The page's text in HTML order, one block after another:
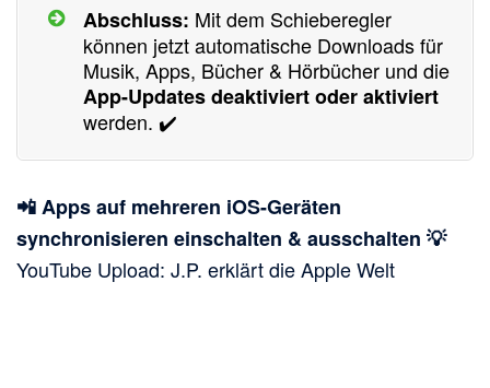
Abschluss: Mit dem Schieberegler
können jetzt automatische Downloads für
Musik, Apps, Bücher & Hörbücher und die
App-Updates deaktiviert oder aktiviert
werden. ✔️
📲 Apps auf mehreren iOS-Geräten
synchronisieren einschalten & ausschalten 💡
YouTube Upload: J.P. erklärt die Apple Welt